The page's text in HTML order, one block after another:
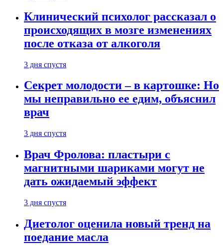
Клинический психолог рассказал о
происходящих в мозге изменениях
после отказа от алкоголя
3 дня спустя
Секрет молодости – в картошке: Но
мы неправильно ее едим, объяснил
врач
3 дня спустя
Врач Фролова: пластыри с
магнитными шариками могут не
дать ожидаемый эффект
3 дня спустя
Диетолог оценила новый тренд на
поедание масла